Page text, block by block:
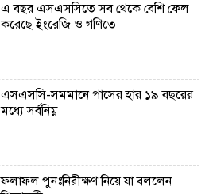
এ বছর এসএসসিতে সব থেকে বেশি ফেল
করেছে ইংরেজি ও গণিতে
এসএসসি-সমমানে পাসের হার ১৯ বছরের
মধ্যে সর্বনিম্ন
ফলাফল পুনঃনিরীক্ষণ নিয়ে যা বললেন